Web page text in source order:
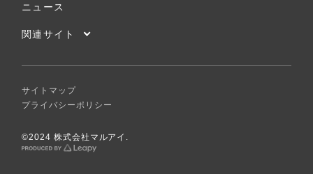
ニュース
関連サイト
サイトマップ
プライバシーポリシー
©2024 株式会社マルアイ.